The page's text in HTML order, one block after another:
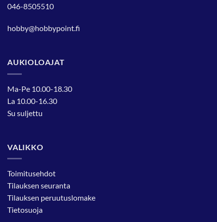
046-8505510
hobby@hobbypoint.fi
AUKIOLOAJAT
Ma-Pe 10.00-18.30
La 10.00-16.30
Su suljettu
VALIKKO
Toimitusehdot
Tilauksen seuranta
Tilauksen peruutuslomake
Tietosuoja